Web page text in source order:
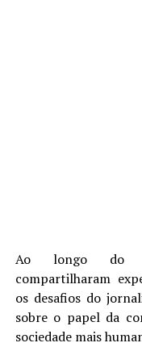
Ao longo do
compartilharam
os desafios do
sobre o papel da
sociedade mais